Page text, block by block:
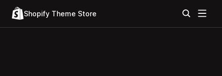
Shopify Theme Store